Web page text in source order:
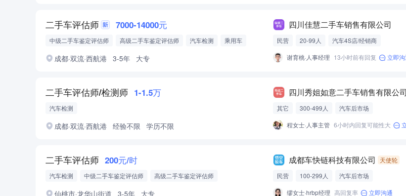
二手车评估师 7000-14000元
中级二手车鉴定评估师 高级二手车鉴定评估师 汽车检测
乘用车
成都·双流·西航港 3-5年 大专
四川佳慧二手车销售有限公司
民营 20-99人
汽车4S店/经销商
谢育桃·人事经理 13小时前有回复 立即沟
二手车评估师/检测师 1-1.5万
汽车检测
成都·双流·西航港 经验不限 学历不限
四川秀姐如意二手车销售有限公司
其它 300-499人
汽车后市场
程女士·人事主管 6小时内回复可能性大
二手车评估师 200元/时
汽车检测 中级二手车鉴定评估师 高级二手车鉴定评估师
仙桃市·龙华山街道 3-5年 大专
成都车快链科技有限公司
天使轮
民营
100-299人
汽车后市场
缪女士·hrbp经理 高回复率 立即沟通